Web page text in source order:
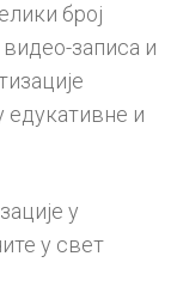
број
видео-записа и
едукативне и
у
у свет